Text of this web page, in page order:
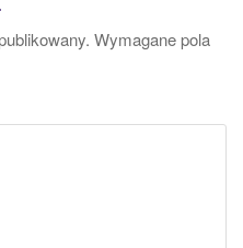
Wymagane pola